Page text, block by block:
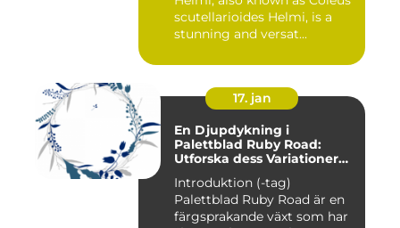
scutellarioides Helmi, is a
stunning and versat...
17. jan
En Djupdykning i
Palettblad Ruby Road:
Utforska dess Variationer
Introduktion (-tag)
Palettblad Ruby Road är en
färgsprakande växt som har